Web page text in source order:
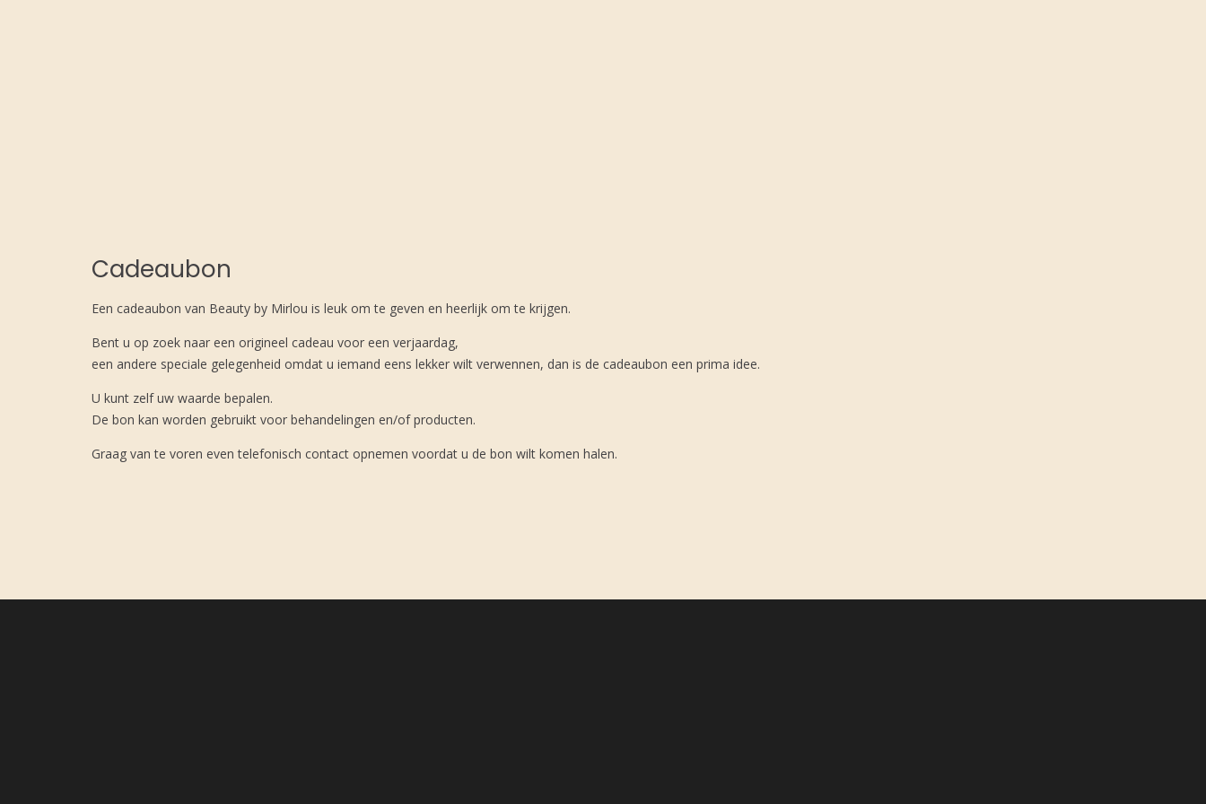
Cadeaubon
Een cadeaubon van Beauty by Mirlou is leuk om te geven en heerlijk om te krijgen.
Bent u op zoek naar een origineel cadeau voor een verjaardag,
een andere speciale gelegenheid omdat u iemand eens lekker wilt verwennen, dan is de cadeaubon een prima idee.
U kunt zelf uw waarde bepalen.
De bon kan worden gebruikt voor behandelingen en/of producten.
Graag van te voren even telefonisch contact opnemen voordat u de bon wilt komen halen.